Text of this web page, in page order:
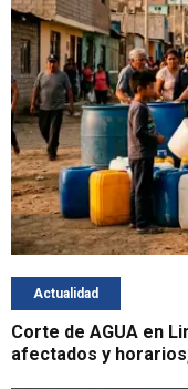
Actualidad
Corte de AGUA en
afectados y